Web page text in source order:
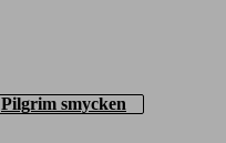
Pilgrim smycken